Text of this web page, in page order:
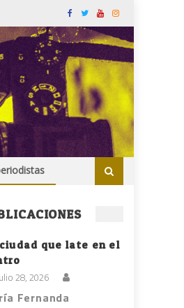
que late en el
28, 2026
Fernanda